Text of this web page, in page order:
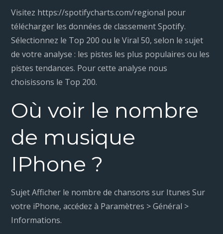
Visitez https://spotifycharts.com/regional pour
télécharger les données de classement Spotify.
Sélectionnez le Top 200 ou le Viral 50, selon le sujet
de votre analyse : les pistes les plus populaires ou les
pistes tendances. Pour cette analyse nous
choisissons le Top 200.
Où voir le nombre
de musique
IPhone ?
Sujet Afficher le nombre de chansons sur Itunes Sur
votre iPhone, accédez à Paramètres > Général >
Informations.